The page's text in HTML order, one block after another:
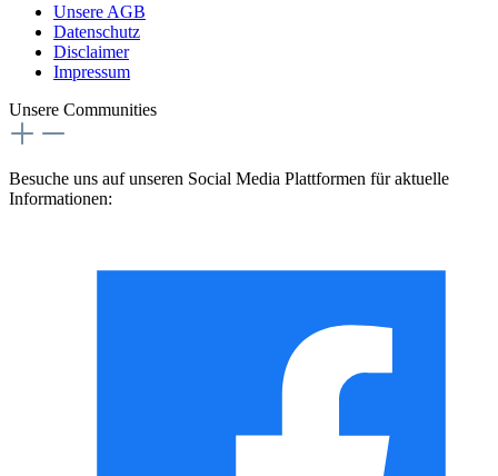
Unsere AGB
Datenschutz
Disclaimer
Impressum
Unsere Communities
Besuche uns auf unseren Social Media Plattformen für aktuelle
Informationen: